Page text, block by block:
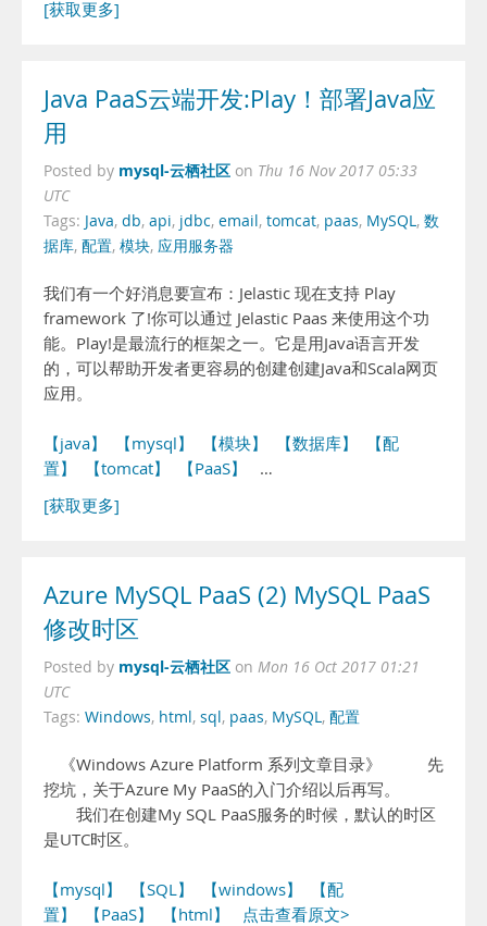
[获取更多]
Java PaaS云端开发:Play！部署Java应
用
Posted by mysql-云栖社区 on Thu 16 Nov 2017 05:33
UTC
Tags: Java, db, api, jdbc, email, tomcat, paas, MySQL, 数
据库, 配置, 模块, 应用服务器
我们有一个好消息要宣布：Jelastic 现在支持 Play
framework 了!你可以通过 Jelastic Paas 来使用这个功
能。Play!是最流行的框架之一。它是用Java语言开发
的，可以帮助开发者更容易的创建创建Java和Scala网页
应用。
【java】 【mysql】 【模块】 【数据库】
【配
置】
【tomcat】 【PaaS】
…
[获取更多]
Azure MySQL PaaS (2) MySQL PaaS
修改时区
Posted by mysql-云栖社区 on Mon 16 Oct 2017 01:21
UTC
Tags: Windows, html, sql, paas, MySQL, 配置
《Windows Azure Platform 系列文章目录》 先
挖坑，关于Azure My PaaS的入门介绍以后再写。
我们在创建My SQL PaaS服务的时候，默认的时区
是UTC时区。
【mysql】 【SQL】 【windows】
【配
置】
【PaaS】 【html】 点击查看原文>